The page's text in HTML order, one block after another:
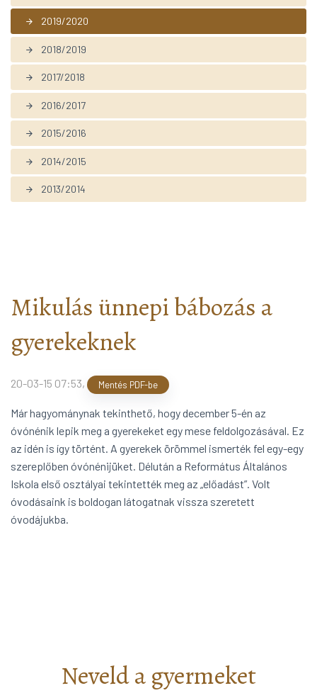
arrow_forward 2019/2020
arrow_forward 2018/2019
arrow_forward 2017/2018
arrow_forward 2016/2017
arrow_forward 2015/2016
arrow_forward 2014/2015
arrow_forward 2013/2014
Mikulás ünnepi bábozás a
gyerekeknek
20-03-15 07:53, Mentés PDF-be
Már hagyománynak tekinthető, hogy december 5-én az
óvónénik lepik meg a gyerekeket egy mese feldolgozásával. Ez
az idén is így történt. A gyerekek örömmel ismerték fel egy-egy
szereplőben óvónénijüket. Délután a Református Általános
Iskola első osztályai tekintették meg az „előadást”. Volt
óvodásaink is boldogan látogatnak vissza szeretett
óvodájukba.
Neveld a gyermeket